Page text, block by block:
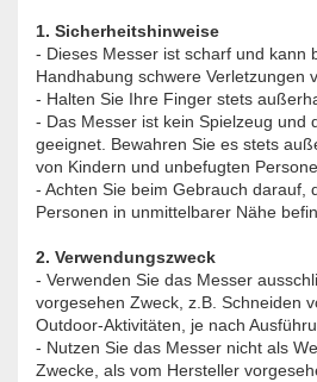
1. Sicherheitshinweise
- Dieses Messer ist scharf und kann
Handhabung schwere Verletzungen
- Halten Sie Ihre Finger stets
- Das Messer ist kein Spielzeug und
geeignet. Bewahren Sie es stets
von Kindern und unbefugten
- Achten Sie beim Gebrauch darauf,
Personen in unmittelbarer Nähe
2. Verwendungszweck
- Verwenden Sie das Messer
vorgesehen Zweck, z.B. Schneiden
Outdoor-Aktivitäten, je nach
- Nutzen Sie das Messer nicht als
Zwecke, als vom Hersteller